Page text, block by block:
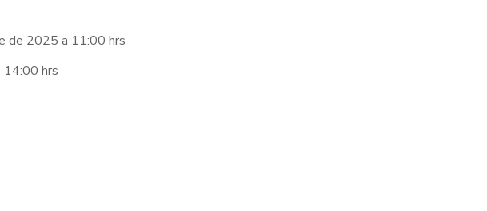
de 2025 a 11:00 hrs
14:00 hrs